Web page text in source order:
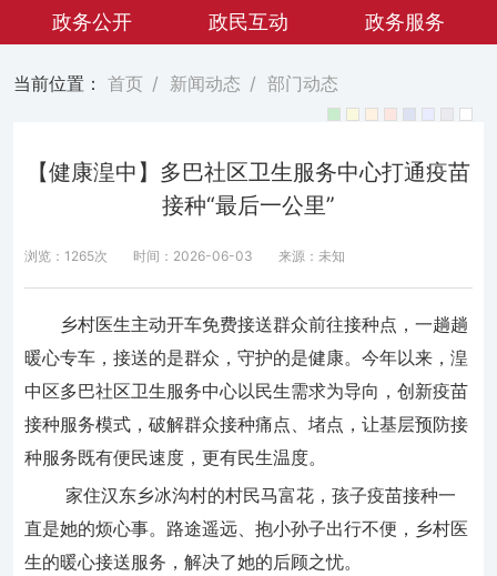
政务公开
政民互动 政务服务
当前位置： 首页 / 新闻动态 / 部门动态
【健康湟中】多巴社区卫生服务中心打通疫苗
接种“最后一公里”
浏览：1265次 时间：2026-06-03 来源：未知
乡村医生主动开车免费接送群众前往接种点，一趟趟
暖心专车，接送的是群众，守护的是健康。今年以来，湟
中区多巴社区卫生服务中心以民生需求为导向，创新疫苗
接种服务模式，破解群众接种痛点、堵点，让基层预防接
种服务既有便民速度，更有民生温度。
家住汉东乡冰沟村的村民马富花，孩子疫苗接种一
直是她的烦心事。路途遥远、抱小孙子出行不便，乡村医
生的暖心接送服务，解决了她的后顾之忧。